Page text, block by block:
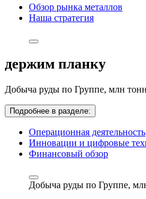
Обзор рынка металлов
Наша стратегия
держим планку
Добыча руды по Группе, млн тонн
Подробнее в разделе:
Операционная деятельность
Инновации и цифровые
Финансовый обзор
Добыча руды по Группе,